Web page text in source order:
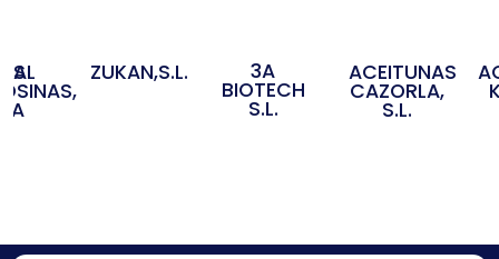
ZUKAN,S.L. 3A
BIOTECH
S.L.
ACEITUNAS
CAZORLA,
S.L.